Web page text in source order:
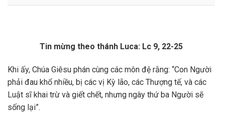
Tin mừng theo thánh Luca: Lc 9, 22-25
Khi ấy, Chúa Giêsu phán cùng các môn đệ rằng: “Con Người
phải đau khổ nhiều, bị các vị Kỳ lão, các Thượng tế, và các
Luật sĩ khai trừ và giết chết, nhưng ngày thứ ba Người sẽ
sống lại”.